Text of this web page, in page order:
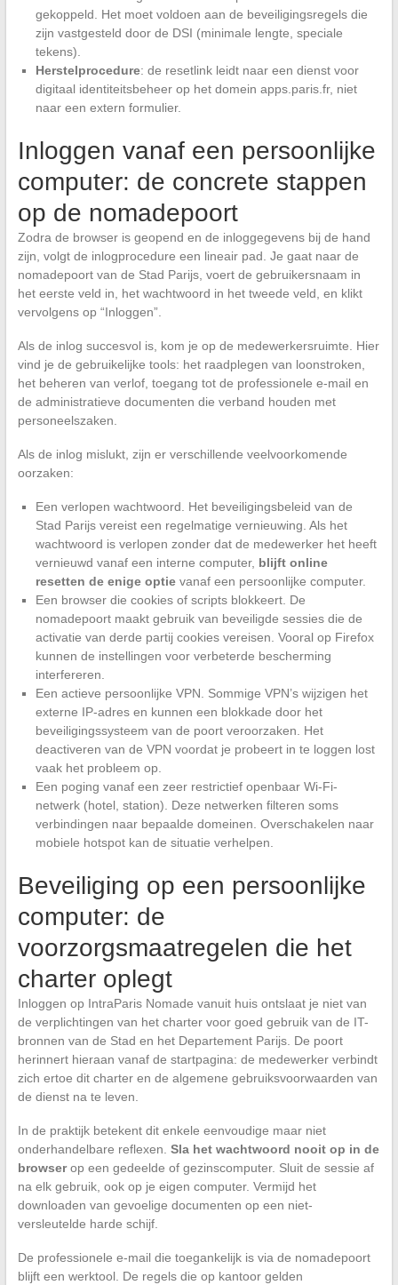
gekoppeld. Het moet voldoen aan de beveiligingsregels die
zijn vastgesteld door de DSI (minimale lengte, speciale
tekens).
Herstelprocedure: de resetlink leidt naar een dienst voor
digitaal identiteitsbeheer op het domein apps.paris.fr, niet
naar een extern formulier.
Inloggen vanaf een persoonlijke
computer: de concrete stappen
op de nomadepoort
Zodra de browser is geopend en de inloggegevens bij de hand
zijn, volgt de inlogprocedure een lineair pad. Je gaat naar de
nomadepoort van de Stad Parijs, voert de gebruikersnaam in
het eerste veld in, het wachtwoord in het tweede veld, en klikt
vervolgens op “Inloggen”.
Als de inlog succesvol is, kom je op de medewerkersruimte. Hier
vind je de gebruikelijke tools: het raadplegen van loonstroken,
het beheren van verlof, toegang tot de professionele e-mail en
de administratieve documenten die verband houden met
personeelszaken.
Als de inlog mislukt, zijn er verschillende veelvoorkomende
oorzaken:
Een verlopen wachtwoord. Het beveiligingsbeleid van de
Stad Parijs vereist een regelmatige vernieuwing. Als het
wachtwoord is verlopen zonder dat de medewerker het heeft
vernieuwd vanaf een interne computer, blijft online
resetten de enige optievanaf een persoonlijke computer.
Een browser die cookies of scripts blokkeert. De
nomadepoort maakt gebruik van beveiligde sessies die de
activatie van derde partij cookies vereisen. Vooral op Firefox
kunnen de instellingen voor verbeterde bescherming
interfereren.
Een actieve persoonlijke VPN. Sommige VPN’s wijzigen het
externe IP-adres en kunnen een blokkade door het
beveiligingssysteem van de poort veroorzaken. Het
deactiveren van de VPN voordat je probeert in te loggen lost
vaak het probleem op.
Een poging vanaf een zeer restrictief openbaar Wi-Fi-
netwerk (hotel, station). Deze netwerken filteren soms
verbindingen naar bepaalde domeinen. Overschakelen naar
mobiele hotspot kan de situatie verhelpen.
Beveiliging op een persoonlijke
computer: de
voorzorgsmaatregelen die het
charter oplegt
Inloggen op IntraParis Nomade vanuit huis ontslaat je niet van
de verplichtingen van het charter voor goed gebruik van de IT-
bronnen van de Stad en het Departement Parijs. De poort
herinnert hieraan vanaf de startpagina: de medewerker verbindt
zich ertoe dit charter en de algemene gebruiksvoorwaarden van
de dienst na te leven.
In de praktijk betekent dit enkele eenvoudige maar niet
onderhandelbare reflexen. Sla het wachtwoord nooit op in de
browserop een gedeelde of gezinscomputer. Sluit de sessie af
na elk gebruik, ook op je eigen computer. Vermijd het
downloaden van gevoelige documenten op een niet-
versleutelde harde schijf.
De professionele e-mail die toegankelijk is via de nomadepoort
blijft een werktool. De regels die op kantoor gelden